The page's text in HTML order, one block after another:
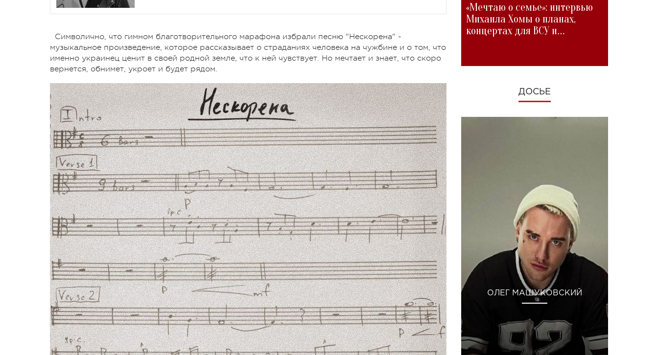
Символично, что гимном благотворительного марафона избрали песню "Нескорена" -
музыкальное произведение, которое рассказывает о страданиях человека на чужбине и о том, что
именно украинец ценит в своей родной земле, что к ней чувствует. Но мечтает и знает, что скоро
вернется, обнимет, укроет и будет рядом.
«Мечтаю о семье»: интервью
Михаила Хомы о планах,
концертах для ВСУ и
ДОСЬЕ
ОЛЕГ МАШУКОВСКИЙ